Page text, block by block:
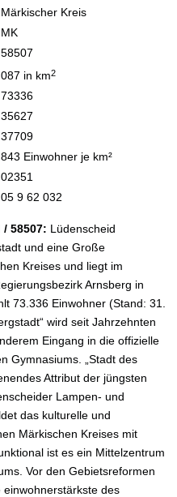
Märkischer Kreis
MK
58507
087 in km2
73336
35627
37709
843 Einwohner je km²
02351
05 9 62 032
58507: Lüdenscheid
und eine Große
Kreises und liegt im
Arnsberg in
73.336 Einwohner (Stand: 31.
wird seit Jahrzehnten
Eingang in die offizielle
Gymnasiums. „Stadt des
Attribut der jüngsten
Lampen- und
das kulturelle und
Märkischen Kreises mit
ist es ein Mittelzentrum
Vor den Gebietsreformen
des